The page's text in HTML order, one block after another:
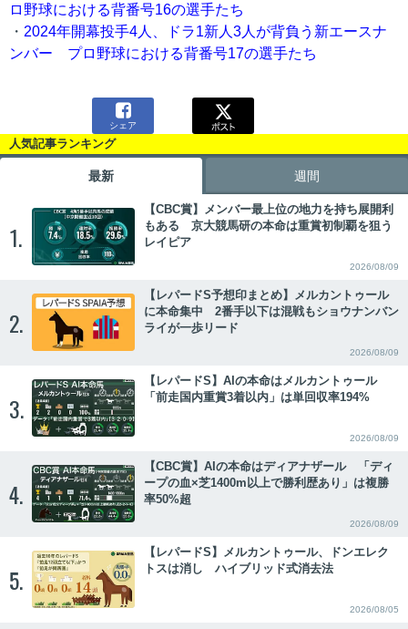
ロ野球における背番号16の選手たち
・ 2024年開幕投手4人、ドラ1新人3人が背負う新エースナ
ンバー プロ野球における背番号17の選手たち

シェア
人気記事ランキング
最新 週間
1.
【CBC賞】メンバー最上位の地力を持ち展開利
もある 京大競馬研の本命は重賞初制覇を狙う
レイピア
2026/08/09
2.
【レパードS予想印まとめ】メルカントゥール
に本命集中 2番手以下は混戦もショウナンバン
ライが一歩リード
2026/08/09
3.
【レパードS】AIの本命はメルカントゥール
「前走国内重賞3着以内」は単回収率194%
2026/08/09
4.
【CBC賞】AIの本命はディアナザール 「ディ
ープの血×芝1400m以上で勝利歴あり」は複勝
率50%超
2026/08/09
5.
【レパードS】メルカントゥール、ドンエレク
トスは消し ハイブリッド式消去法
2026/08/05